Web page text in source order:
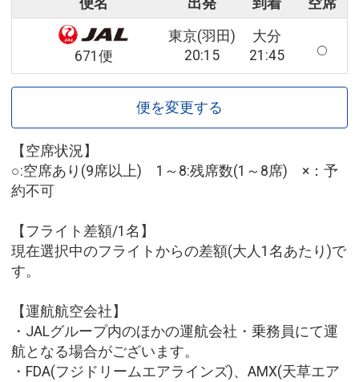
便名 出発 到着 空席
671便
東京(羽田)
20:15
大分
21:45
便を変更する
【空席状況】
○:空席あり(9席以上) 1～8:残席数(1～8席) ×：予
約不可
【フライト差額/1名】
現在選択中のフライトからの差額(大人1名あたり)で
す。
【運航航空会社】
・JALグループ内のほかの運航会社・乗務員にて運
航となる場合がございます。
・FDA(フジドリームエアラインズ)、AMX(天草エア